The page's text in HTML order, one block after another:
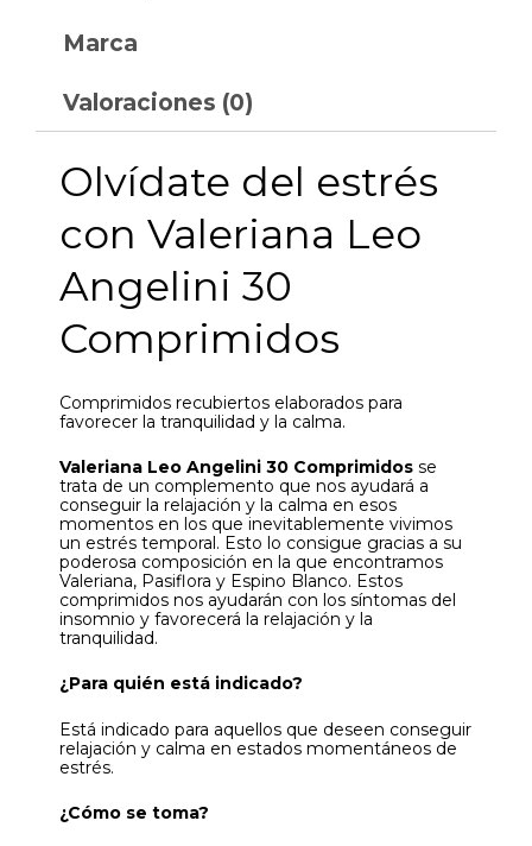
Marca
Valoraciones (0)
Olvídate del estrés
con Valeriana Leo
Angelini 30
Comprimidos
Comprimidos recubiertos elaborados para
favorecer la tranquilidad y la calma.
Valeriana Leo Angelini 30 Comprimidos se
trata de un complemento que nos ayudará a
conseguir la relajación y la calma en esos
momentos en los que inevitablemente vivimos
un estrés temporal. Esto lo consigue gracias a su
poderosa composición en la que encontramos
Valeriana, Pasiflora y Espino Blanco. Estos
comprimidos nos ayudarán con los síntomas del
insomnio y favorecerá la relajación y la
tranquilidad.
¿Para quién está indicado?
Está indicado para aquellos que deseen conseguir
relajación y calma en estados momentáneos de
estrés.
¿Cómo se toma?